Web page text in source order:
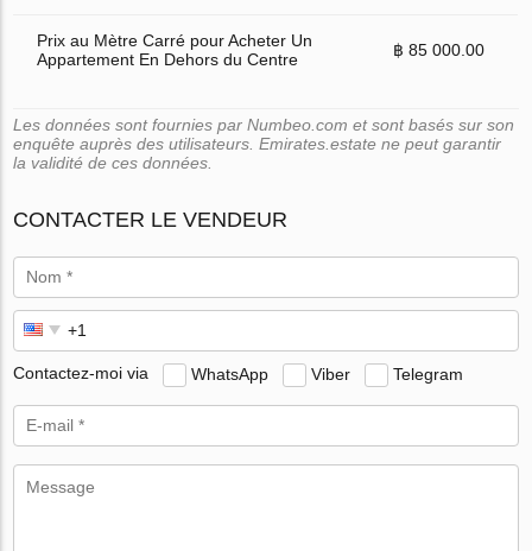
Prix au Mètre Carré pour Acheter Un
Appartement En Dehors du Centre
฿ 85 000.00
Les données sont fournies par Numbeo.com et sont basés sur son
enquête auprès des utilisateurs. Emirates.estate ne peut garantir
la validité de ces données.
CONTACTER LE VENDEUR
Contactez-moi via WhatsApp Viber Telegram